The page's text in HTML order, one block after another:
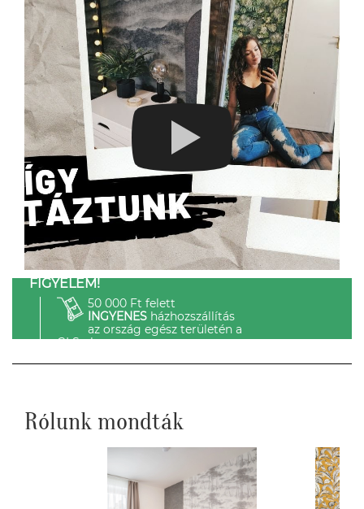
FIGYELEM!
50 000 Ft felett
INGYENESházhozszállítás
az ország egész területén a
GLS-el.
Rólunk mondták